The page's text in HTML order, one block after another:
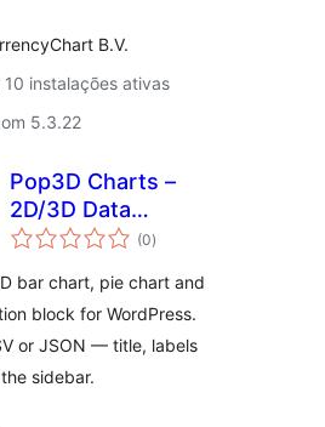
B.V.
10 instalações ativas
5.3.22
Pop3D Charts –
2D/3D Data
Visualizer
(0avaliações
totais
)
bar chart, pie chart and
block for WordPress.
or JSON — title, labels
sidebar.